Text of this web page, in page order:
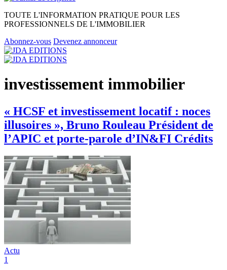
TOUTE L'INFORMATION PRATIQUE POUR LES
PROFESSIONNELS DE L'IMMOBILIER
Abonnez-vous Devenez annonceur
investissement immobilier
« HCSF et investissement locatif : noces
illusoires », Bruno Rouleau Président de
l’APIC et porte-parole d’IN&FI Crédits
Actu
1